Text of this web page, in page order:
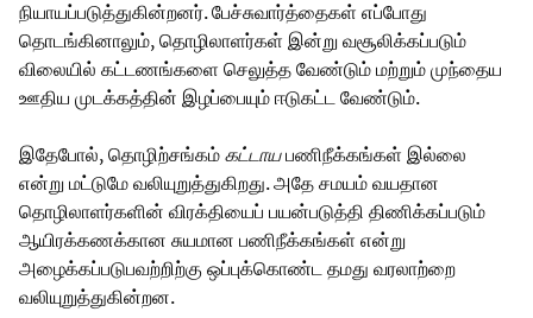
நியாயப்படுத்துகின்றனர். பேச்சுவார்த்தைகள் எப்போது
தொடங்கினாலும், தொழிலாளர்கள் இன்று வசூலிக்கப்படும்
விலையில் கட்டணங்களை செலுத்த வேண்டும் மற்றும் முந்தைய
ஊதிய முடக்கத்தின் இழப்பையும் ஈடுகட்ட வேண்டும்.
இதேபோல், தொழிற்சங்கம்கட்டாயபணிநீக்கங்கள் இல்லை
என்று மட்டுமே வலியுறுத்துகிறது. அதே சமயம் வயதான
தொழிலாளர்களின் விரக்தியைப் பயன்படுத்தி திணிக்கப்படும்
ஆயிரக்கணக்கான சுயமான பணிநீக்கங்கள் என்று
அழைக்கப்படுபவற்றிற்கு ஒப்புக்கொண்ட தமது வரலாற்றை
வலியுறுத்துகின்றன.